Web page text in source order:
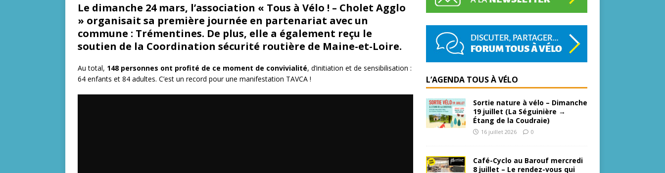
Le dimanche 24 mars, l’association « Tous à Vélo ! – Cholet Agglo
» organisait sa première journée en partenariat avec un
commune : Trémentines. De plus, elle a également reçu le
soutien de la Coordination sécurité routière de Maine-et-Loire.
Au total, 148 personnes ont profité de ce moment de convivialité, d’initiation et de sensibilisation :
64 enfants et 84 adultes. C’est un record pour une manifestation TAVCA !
L’AGENDA TOUS À VÉLO
Sortie nature à vélo – Dimanche
19 juillet (La Séguinière →
Étang de la Coudraie)
16 juillet 2026 0
Café-Cyclo au Barouf mercredi
8 juillet – Le rendez-vous qui